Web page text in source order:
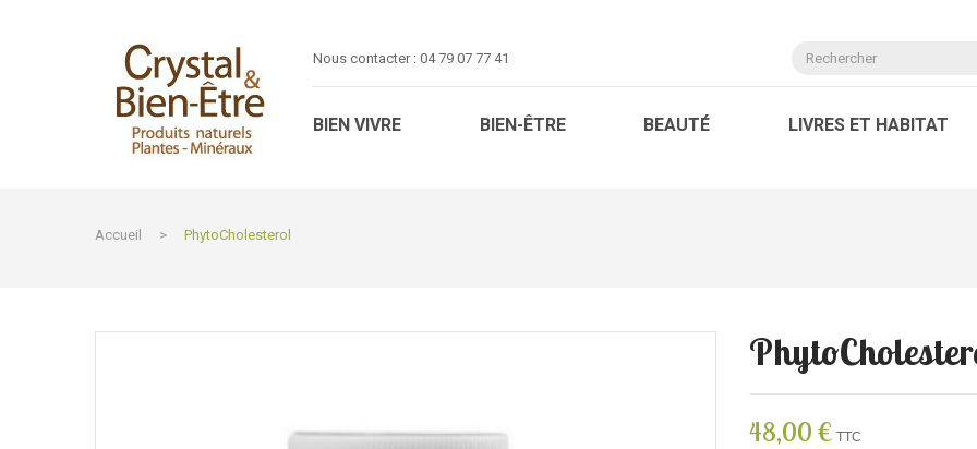
Nous contacter : 04 79 07 77 41
BIEN VIVRE BIEN-ÊTRE BEAUTÉ LIVRES ET HABITAT
Accueil > PhytoCholesterol
48,00 € TTC